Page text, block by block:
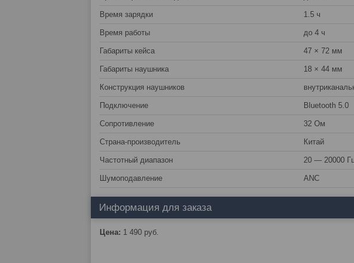
Время зарядки 1.5 ч
Время работы до 4 ч
Габариты кейса 47 × 72 мм
Габариты наушника 18 × 44 мм
Конструкция наушников
Подключение Bluetooth 5.0
Сопротивление 32 Ом
Страна-производитель Китай
Частотный диапазон 20 — 20000
Шумоподавление ANC
Информация для заказа
Цена: 1 490 руб.